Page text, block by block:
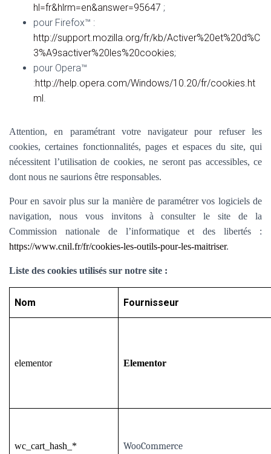
hl=fr&hlrm=en&answer=95647 ;
pour Firefox™ :
http://support.mozilla.org/fr/kb/Activer%20et%20d%C
3%A9sactiver%20les%20cookies;
pour Opera™
:http://help.opera.com/Windows/10.20/fr/cookies.ht
ml.
Attention, en paramétrant votre navigateur pour refuser les
cookies, certaines fonctionnalités, pages et espaces du site, qui
nécessitent l’utilisation de cookies, ne seront pas accessibles, ce
dont nous ne saurions être responsables.
Pour en savoir plus sur la manière de paramétrer vos logiciels de
navigation, nous vous invitons à consulter le site de la
Commission nationale de l’informatique et des libertés :
https://www.cnil.fr/fr/cookies-les-outils-pour-les-maitriser.
Liste des cookies utilisés sur notre site :
Nom Fournisseur
elementor Elementor
wc_cart_hash_* WooCommerce